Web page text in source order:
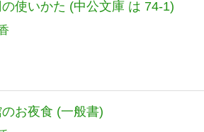
使いかた (中公文庫 は 74-1)
のお夜食 (一般書)